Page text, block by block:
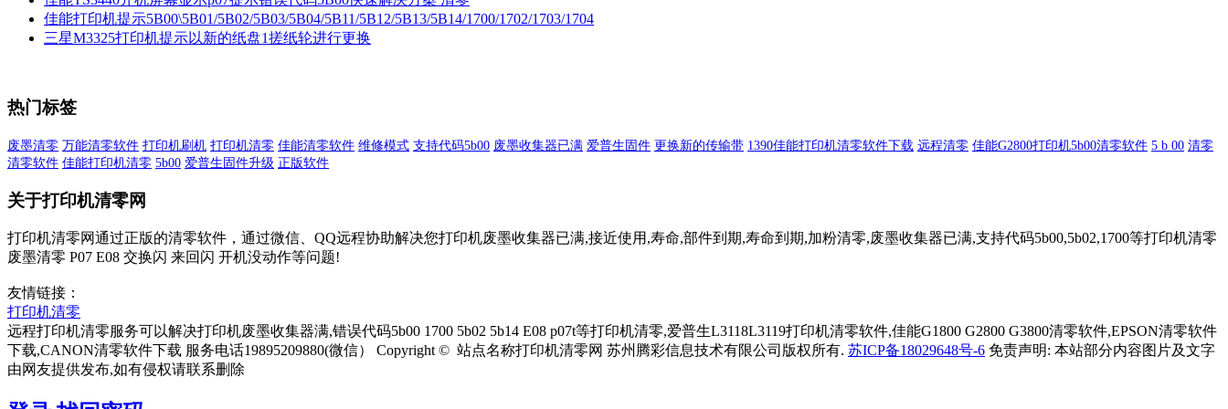
佳能打印机提示5B00\5B01/5B02/5B03/5B04/5B11/5B12/5B13/5B14/1700/1702/1703/1704
三星M3325打印机提示以新的纸盘1搓纸轮进行更换
热门标签
废墨清零 万能清零软件 打印机刷机 打印机清零 佳能清零软件 维修模式 支持代码5b00 废墨收集器已满 爱普生固件 更换新的传输带 1390佳能打印机清零软件下载 远程清零 佳能G2800打印机5b00清零软件 5 b 00 清零
清零软件 佳能打印机清零 5b00 爱普生固件升级 正版软件
关于打印机清零网
打印机清零网通过正版的清零软件，通过微信、QQ远程协助解决您打印机废墨收集器已满,接近使用,寿命,部件到期,寿命到期,加粉清零,废墨收集器已满,支持代码5b00,5b02,1700等打印机清零
废墨清零 P07 E08 交换闪 来回闪 开机没动作等问题!
友情链接：
打印机清零
远程打印机清零服务可以解决打印机废墨收集器满,错误代码5b00 1700 5b02 5b14 E08 p07t等打印机清零,爱普生L3118L3119打印机清零软件,佳能G1800 G2800 G3800清零软件,EPSON清零软件
下载,CANON清零软件下载 服务电话19895209880(微信） Copyright © 站点名称打印机清零网 苏州腾彩信息技术有限公司版权所有. 苏ICP备18029648号-6 免责声明: 本站部分内容图片及文字
由网友提供发布,如有侵权请联系删除